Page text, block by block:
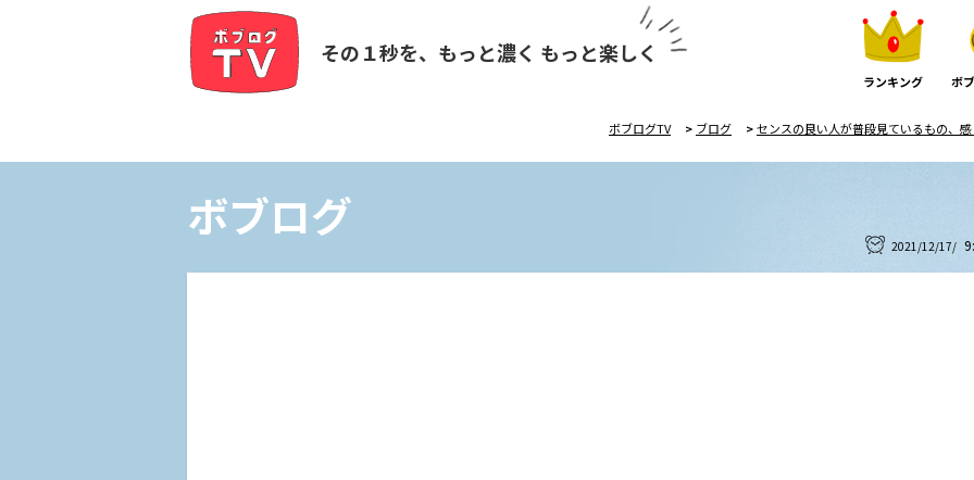
その１秒を、もっと濃く もっと楽しく
ランキング ボ
ボブログTV > ブログ >センスの良い人が普段見ているもの
ボブログ
2021/12/17/